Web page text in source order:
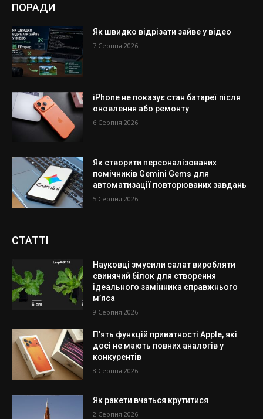
ПОРАДИ
Як швидко відрізати зайве у відео
7 Серпня 2026
iPhone не показує стан батареї після
оновлення або ремонту
6 Серпня 2026
Як створити персоналізованих
помічників Gemini Gems для
автоматизації повторюваних завдань
5 Серпня 2026
СТАТТІ
Науковці змусили салат виробляти
свинячий білок для створення
ідеального замінника справжнього
м’яса
9 Серпня 2026
П’ять функцій приватності Apple, які
досі не мають повних аналогів у
конкурентів
8 Серпня 2026
Як ракети вчаться крутитися
2 Серпня 2026